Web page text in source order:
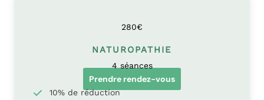
280€
NATUROPATHIE
4 séances
Prendre rendez-vous
10% de réduction